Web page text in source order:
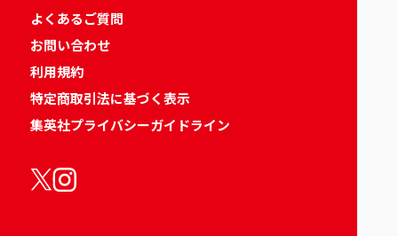
よくあるご質問
お問い合わせ
利用規約
特定商取引法に基づく表示
集英社プライバシーガイドライン